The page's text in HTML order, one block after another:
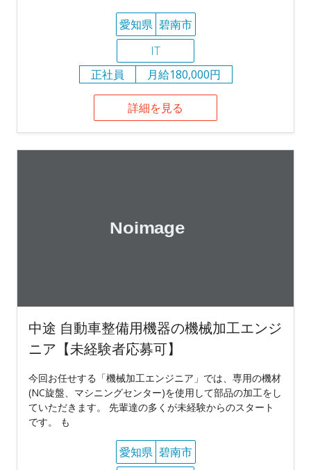
愛知県 碧南市
IT
正社員
月給180,000円
詳細を見る
中途 自動車整備用機器の機械加工エンジ
ニア【未経験者応募可】
今回お任せする「機械加工エンジニア」では、専用の機材
(NC旋盤、マシニングセンター)を使用して部品の加工をし
ていただきます。 先輩達の多くが未経験からのスタート
です。 も
愛知県 碧南市